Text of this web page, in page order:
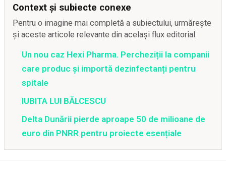
Context și subiecte conexe
Pentru o imagine mai completă a subiectului, urmărește
și aceste articole relevante din același flux editorial.
Un nou caz Hexi Pharma. Percheziții la companii
care produc şi importă dezinfectanți pentru
spitale
IUBITA LUI BĂLCESCU
Delta Dunării pierde aproape 50 de milioane de
euro din PNRR pentru proiecte esențiale